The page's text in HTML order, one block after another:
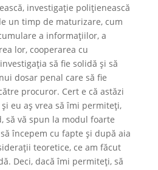
investigație polițienească
un timp de maturizare, cum
a informațiilor, a
lor, cooperarea cu
să fie solidă și să
dosar penal care să fie
procuror. Cert e că astăzi
eu aș vrea să îmi permiteți,
să vă spun la modul foarte
începem cu fapte și după aia
teoretice, ce am făcut
Deci, dacă îmi permiteți, să